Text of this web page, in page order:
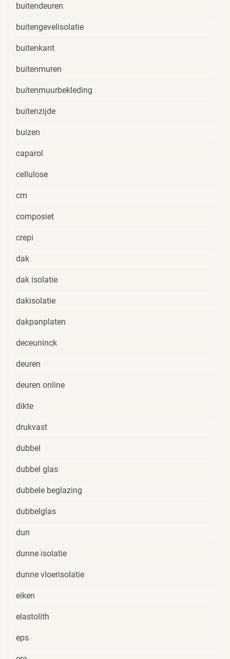
buitendeuren
buitengevelisolatie
buitenkant
buitenmuren
buitenmuurbekleding
buitenzijde
buizen
caparol
cellulose
cm
composiet
crepi
dak
dak isolatie
dakisolatie
dakpanplaten
deceuninck
deuren
deuren online
dikte
drukvast
dubbel
dubbel glas
dubbele beglazing
dubbelglas
dun
dunne isolatie
dunne vloerisolatie
eiken
elastolith
eps